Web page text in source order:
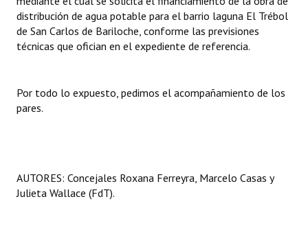
distribución de agua potable para el barrio laguna El Trébol
de San Carlos de Bariloche, conforme las previsiones
técnicas que ofician en el expediente de referencia.
Por todo lo expuesto, pedimos el acompañamiento de los
pares.
AUTORES: Concejales Roxana Ferreyra, Marcelo Casas y
Julieta Wallace (FdT).